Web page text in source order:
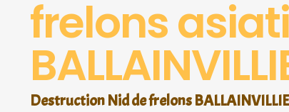
frelons
Destruction Nid de frelons